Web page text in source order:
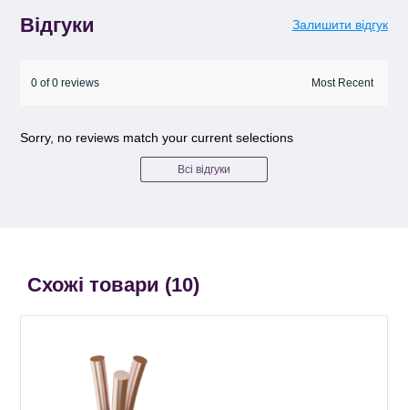
Відгуки Залишити відгук
0 of 0 reviews
Sorry, no reviews match your current selections
Всі відгуки
Схожі товари (10)